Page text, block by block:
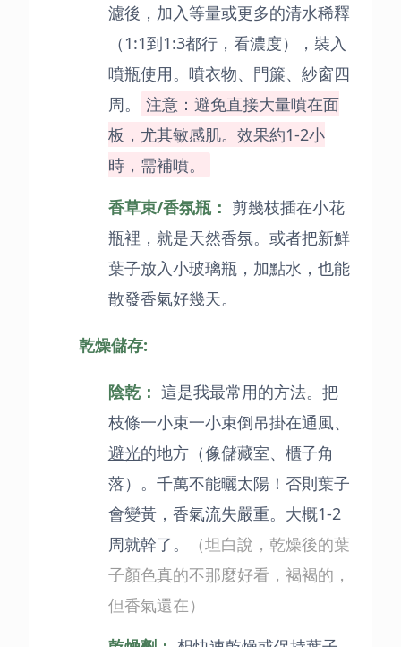
濾後，加入等量或更多的清水稀釋
（1:1到1:3都行，看濃度），裝入
噴瓶使用。噴衣物、門簾、紗窗四
周。
注意：避免直接大量噴在面
板，尤其敏感肌。效果約1-2小
時，需補噴。
香草束/香氛瓶： 剪幾枝插在小花
瓶裡，就是天然香氛。或者把新鮮
葉子放入小玻璃瓶，加點水，也能
散發香氣好幾天。
乾燥儲存:
陰乾： 這是我最常用的方法。把
枝條一小束一小束倒吊掛在通風、
避光的地方（像儲藏室、櫃子角
落）。千萬不能曬太陽！否則葉子
會變黃，香氣流失嚴重。大概1-2
周就幹了。
（坦白說，乾燥後的葉
子顏色真的不那麼好看，褐褐的，
但香氣還在）